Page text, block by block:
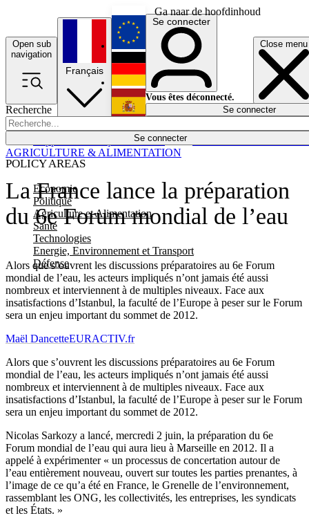
Ga naar de hoofdinhoud
Open sub
navigation
Close menu
Recherche
Se connecter
POLICY AREAS
Economie
Politique
Agriculture et Alimentation
Santé
Technologies
Energie, Environnement et Transport
Défense
Économie
Français
English
Deutsch
Español
Se connecter
Vous êtes déconnecté.
Se connecter
La France lance la préparation
du 6e Forum mondial de l’eau
Alors que s’ouvrent les discussions préparatoires au 6e Forum
mondial de l’eau, les acteurs impliqués n’ont jamais été aussi
nombreux et interviennent à de multiples niveaux. Face aux
insatisfactions d’Istanbul, la faculté de l’Europe à peser sur le Forum
sera un enjeu important du sommet de 2012.
AGRICULTURE & ALIMENTATION
Maël DancetteEURACTIV.fr
Alors que s’ouvrent les discussions préparatoires au 6e Forum
mondial de l’eau, les acteurs impliqués n’ont jamais été aussi
nombreux et interviennent à de multiples niveaux. Face aux
insatisfactions d’Istanbul, la faculté de l’Europe à peser sur le Forum
sera un enjeu important du sommet de 2012.
Nicolas Sarkozy a lancé, mercredi 2 juin, la préparation du 6e
Forum mondial de l’eau qui aura lieu à Marseille en 2012. Il a
appelé à expérimenter « un processus de concertation autour de
l’eau entièrement nouveau, ouvert sur toutes les parties prenantes, à
l’image de ce qu’a été en France, le Grenelle de l’environnement,
rassemblant les ONG, les collectivités, les entreprises, les syndicats
et les États. »